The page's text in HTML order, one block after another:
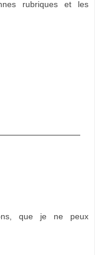
rubriques et les
que je ne peux